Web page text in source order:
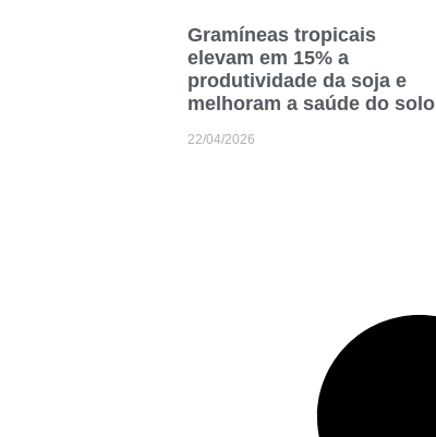
Gramíneas tropicais
elevam em 15% a
produtividade da soja e
melhoram a saúde do solo
22/04/2026